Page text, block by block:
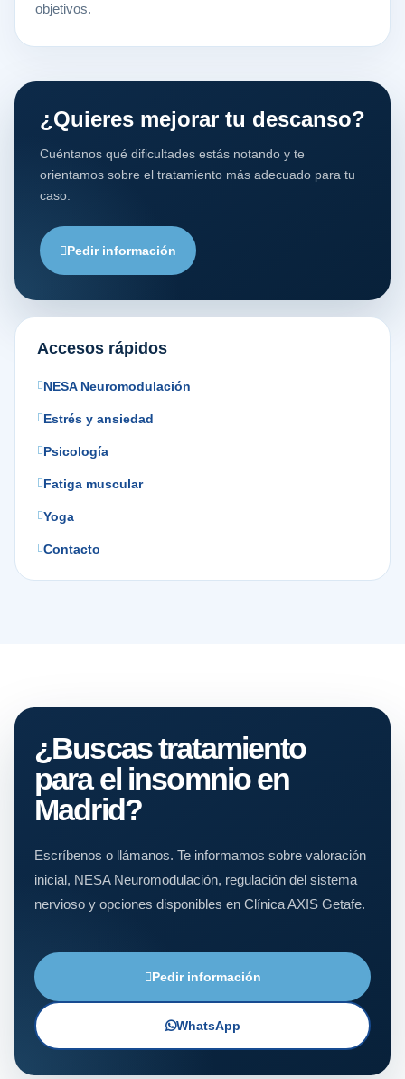
objetivos.
¿Quieres mejorar tu descanso?
Cuéntanos qué dificultades estás notando y te
orientamos sobre el tratamiento más adecuado para tu
caso.
Pedir información
Accesos rápidos
NESA Neuromodulación
Estrés y ansiedad
Psicología
Fatiga muscular
Yoga
Contacto
¿Buscas tratamiento
para el insomnio en
Madrid?
Escríbenos o llámanos. Te informamos sobre valoración
inicial, NESA Neuromodulación, regulación del sistema
nervioso y opciones disponibles en Clínica AXIS Getafe.
Pedir información
WhatsApp